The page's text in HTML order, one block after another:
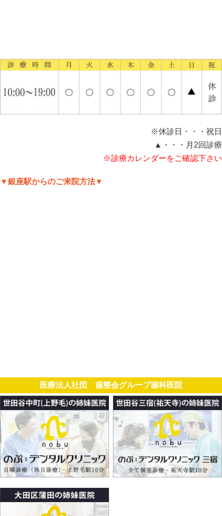
※休診日・・・祝日
▲・・・月2回診療
※診療カレンダーをご確認下さい
▼銀座駅からのご来院方法▼
医療法人社団 歯整会グループ歯科医院